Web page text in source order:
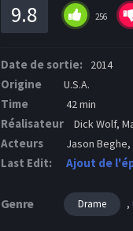
9.8 256
Date de sortie: 2014
Origine U.S.A.
Time 42 min
Réalisateur Dick Wolf,
Acteurs Jason
Last Edit: Ajout de
Genre Drame ,